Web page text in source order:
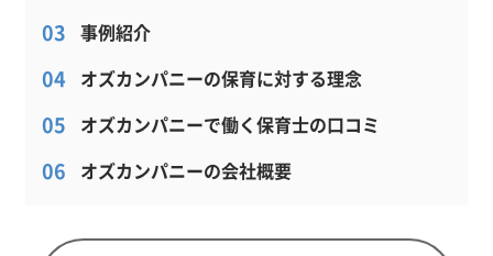
事例紹介
オズカンパニーの保育に対する理念
オズカンパニーで働く保育士の口コミ
オズカンパニーの会社概要